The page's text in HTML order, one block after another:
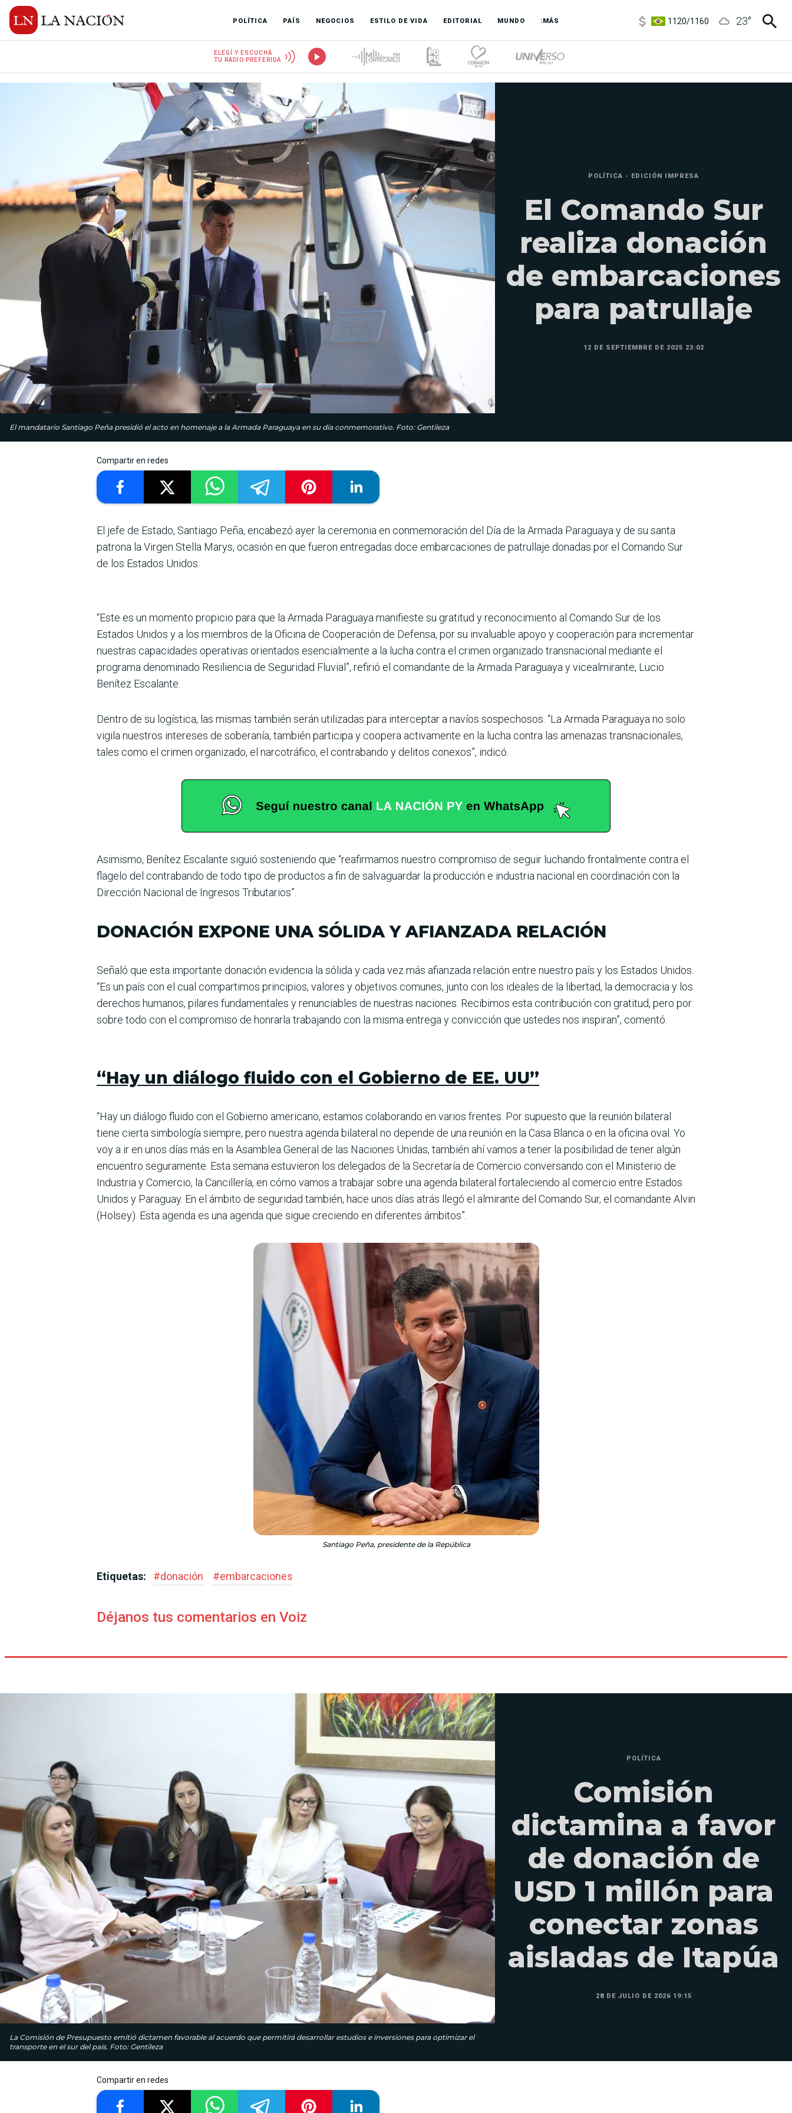
POLÍTICA PAÍS NEGOCIOS ESTILO DE VIDA EDITORIAL MUNDO :MÁS
3,6/3,9
23°
ELEGÍ Y ESCUCHÁ
TU RADIO PREFERIDA
El mandatario Santiago Peña presidió el acto en homenaje a la Armada Paraguaya en su día conmemorativo. Foto: Gentileza
POLÍTICA - EDICIÓN IMPRESA
El Comando Sur
realiza donación
de embarcaciones
para patrullaje
12 DE SEPTIEMBRE DE 2025 23:02
Compartir en redes
El jefe de Estado, Santiago Peña, encabezó ayer la ceremonia en conmemoración del Día de la Armada Paraguaya y de su santa
patrona la Virgen Stella Marys, ocasión en que fueron entregadas doce embarcaciones de patrullaje donadas por el Comando Sur
de los Estados Unidos.
“Este es un momento propicio para que la Armada Paraguaya manifieste su gratitud y reconocimiento al Comando Sur de los
Estados Unidos y a los miembros de la Oficina de Cooperación de Defensa, por su invaluable apoyo y cooperación para incrementar
nuestras capacidades operativas orientados esencialmente a la lucha contra el crimen organizado transnacional mediante el
programa denominado Resiliencia de Seguridad Fluvial”, refirió el comandante de la Armada Paraguaya y vicealmirante, Lucio
Benítez Escalante.
Dentro de su logística, las mismas también serán utilizadas para interceptar a navíos sospechosos. “La Armada Paraguaya no solo
vigila nuestros intereses de soberanía, también participa y coopera activamente en la lucha contra las amenazas transnacionales,
tales como el crimen organizado, el narcotráfico, el contrabando y delitos conexos”, indicó.
Asimismo, Benítez Escalante siguió sosteniendo que “reafirmamos nuestro compromiso de seguir luchando frontalmente contra el
flagelo del contrabando de todo tipo de productos a fin de salvaguardar la producción e industria nacional en coordinación con la
Dirección Nacional de Ingresos Tributarios”.
DONACIÓN EXPONE UNA SÓLIDA Y AFIANZADA RELACIÓN
Señaló que esta importante donación evidencia la sólida y cada vez más afianzada relación entre nuestro país y los Estados Unidos.
“Es un país con el cual compartimos principios, valores y objetivos comunes, junto con los ideales de la libertad, la democracia y los
derechos humanos, pilares fundamentales y renunciables de nuestras naciones. Recibimos esta contribución con gratitud, pero por
sobre todo con el compromiso de honrarla trabajando con la misma entrega y convicción que ustedes nos inspiran”, comentó.
“Hay un diálogo fluido con el Gobierno de EE. UU”
“Hay un diálogo fluido con el Gobierno americano, estamos colaborando en varios frentes. Por supuesto que la reunión bilateral
tiene cierta simbología siempre, pero nuestra agenda bilateral no depende de una reunión en la Casa Blanca o en la oficina oval. Yo
voy a ir en unos días más en la Asamblea General de las Naciones Unidas, también ahí vamos a tener la posibilidad de tener algún
encuentro seguramente. Esta semana estuvieron los delegados de la Secretaría de Comercio conversando con el Ministerio de
Industria y Comercio, la Cancillería, en cómo vamos a trabajar sobre una agenda bilateral fortaleciendo al comercio entre Estados
Unidos y Paraguay. En el ámbito de seguridad también, hace unos días atrás llegó el almirante del Comando Sur, el comandante Alvin
(Holsey). Esta agenda es una agenda que sigue creciendo en diferentes ámbitos”.
Santiago Peña, presidente de la República
Etiquetas: #donación #embarcaciones
Déjanos tus comentarios en Voiz
La Comisión de Presupuesto emitió dictamen favorable al acuerdo que permitirá desarrollar estudios e inversiones para optimizar el
transporte en el sur del país. Foto: Gentileza
POLÍTICA
Comisión
dictamina a favor
de donación de
USD 1 millón para
conectar zonas
aisladas de Itapúa
28 DE JULIO DE 2026 19:15
Compartir en redes